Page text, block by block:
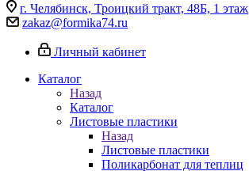
г. Челябинск, Троицкий тракт, 48Б, 1 этаж
zakaz@formika74.ru
Личный кабинет
Каталог
Назад
Каталог
Листовые пластики
Назад
Листовые пластики
Поликарбонат для теплиц